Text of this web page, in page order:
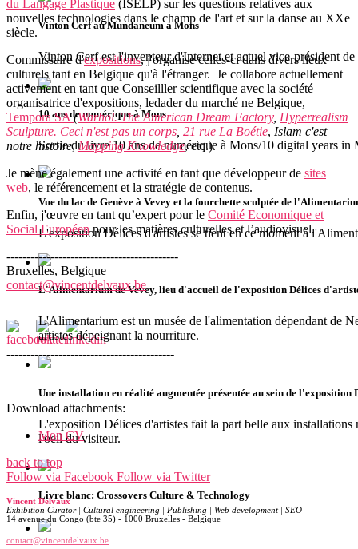
Vinton Cerf au Mundaneum à Mons
Vinton Cerf est l'inventeur d'Internet et actuel vice-président
10 ans de numérique à Mons
Sortie du livre 10 ans de numérique à Mons/10 digital years in
Vue du lac de Genève à Vevey et la fourchette sculptée de
L'exposition Délices d'artistes se tient en ce moment à
L'Alimentarium de Vevey, lieu d'accueil de l'exposition Délices
L'Alimentarium est un musée de l'alimentation dépendant de
artistes dépeignant la nourriture.
Une installation en réalité augmentée présentée au sein de
L'exposition Délices d'artistes fait la part belle aux
l'oeil du visiteur.
Livre blanc: Crossovers Culture & Technology
du Langage Plastique (ISELP) sur les questions relatives aux
nouvelles technologies dans le champ de l'art et sur la danse au XXe
siècle.
Commissaire d'expositions, j'organise celles-ci dans divers lieux
culturels tant en Belgique qu'à l'étranger. Je collabore actuellement
activement en tant que Conseilller scientifique avec la société
organisatrice d'expositions, ledader du marché ne Belgique,
Tempora SA(Warhol. The American Dream Factory, Hyperrealism
Sculpture. Ceci n'est pas un corps 21 rue La Boétie, Islam c'est
notre histoire,Mapping Knowledge, etc.).
Je mène également une activité en tant que développeur de sites
web, le référencement et la stratégie de contenus.
Enfin, j'œuvre en tant qu’expert pour le Comité Economique et
Social Européenpour les matières culturelles et l’audiovisuel.
-------------------------------------------
Bruxelles, Belgique
contact@vincentdelvaux.be
------------------------------------------
Download attachments:
Mon CV
back to top
Follow via Facebook Follow via Twitter
Vincent Delvaux
Exhibition Curator | Cultural engineering | Publishing | Web development | SEO
14 avenue du Congo (bte 35) - 1000 Bruxelles - Belgique
contact@vincentdelvaux.be